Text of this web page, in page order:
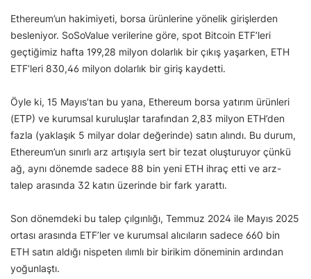
Ethereum’un hakimiyeti, borsa ürünlerine yönelik girişlerden
besleniyor. SoSoValue verilerine göre, spot Bitcoin ETF’leri
geçtiğimiz hafta 199,28 milyon dolarlık bir çıkış yaşarken, ETH
ETF’leri 830,46 milyon dolarlık bir giriş kaydetti.
Öyle ki, 15 Mayıs’tan bu yana, Ethereum borsa yatırım ürünleri
(ETP) ve kurumsal kuruluşlar tarafından 2,83 milyon ETH’den
fazla (yaklaşık 5 milyar dolar değerinde) satın alındı. Bu durum,
Ethereum’un sınırlı arz artışıyla sert bir tezat oluşturuyor çünkü
ağ, aynı dönemde sadece 88 bin yeni ETH ihraç etti ve arz-
talep arasında 32 katın üzerinde bir fark yarattı.
Son dönemdeki bu talep çılgınlığı, Temmuz 2024 ile Mayıs 2025
ortası arasında ETF’ler ve kurumsal alıcıların sadece 660 bin
ETH satın aldığı nispeten ılımlı bir birikim döneminin ardından
yoğunlaştı.